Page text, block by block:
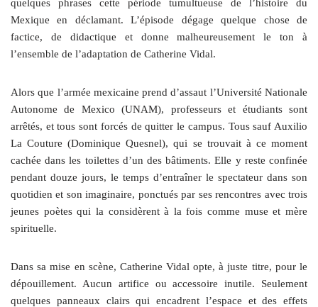
quelques phrases cette période tumultueuse de l’histoire du
Mexique en déclamant. L’épisode dégage quelque chose de
factice, de didactique et donne malheureusement le ton à
l’ensemble de l’adaptation de Catherine Vidal.
Alors que l’armée mexicaine prend d’assaut l’Université Nationale
Autonome de Mexico (UNAM), professeurs et étudiants sont
arrêtés, et tous sont forcés de quitter le campus. Tous sauf Auxilio
La Couture (Dominique Quesnel), qui se trouvait à ce moment
cachée dans les toilettes d’un des bâtiments. Elle y reste confinée
pendant douze jours, le temps d’entraîner le spectateur dans son
quotidien et son imaginaire, ponctués par ses rencontres avec trois
jeunes poètes qui la considèrent à la fois comme muse et mère
spirituelle.
Dans sa mise en scène, Catherine Vidal opte, à juste titre, pour le
dépouillement. Aucun artifice ou accessoire inutile. Seulement
quelques panneaux clairs qui encadrent l’espace et des effets